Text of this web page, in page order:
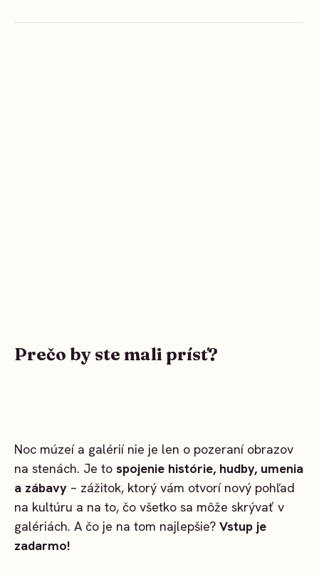
Prečo by ste mali prísť?
Noc múzeí a galérií nie je len o pozeraní obrazov
na stenách. Je to spojenie histórie, hudby, umenia
a zábavy – zážitok, ktorý vám otvorí nový pohľad
na kultúru a na to, čo všetko sa môže skrývať v
galériách. A čo je na tom najlepšie? Vstup je
zadarmo!